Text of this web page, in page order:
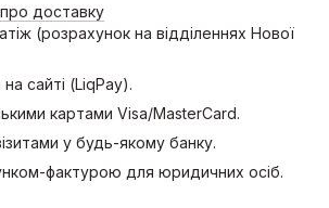
про доставку
(розрахунок на відділеннях Нової
сайті (LiqPay).
картами Visa/MasterCard.
у будь-якому банку.
фактурою для юридичних осіб.